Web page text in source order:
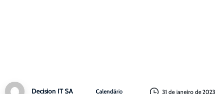
Decision IT SA Calendário 31 de janeiro de 2023